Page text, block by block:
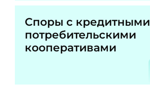
Споры с кредитными
потребительскими
кооперативами